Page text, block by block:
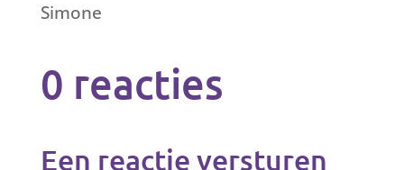
Simone
0 reacties
Een reactie versturen